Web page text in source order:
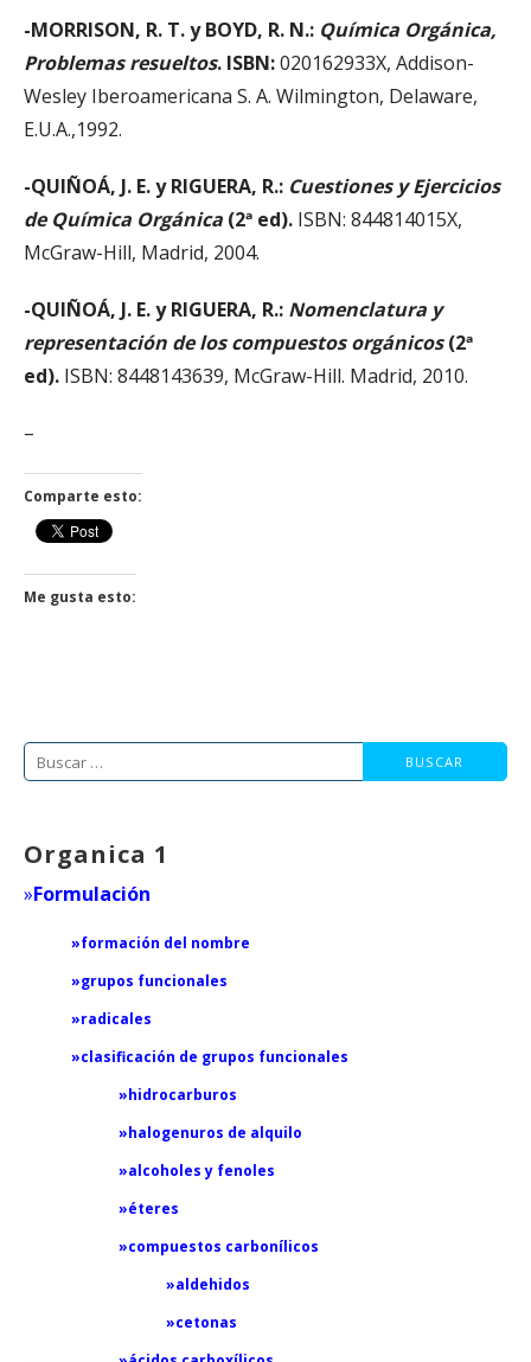
-MORRISON, R. T. y BOYD, R. N.: Química Orgánica,
Problemas resueltos. ISBN:020162933X, Addison-
Wesley Iberoamericana S. A. Wilmington, Delaware,
E.U.A.,1992.
-QUIÑOÁ, J. E. y RIGUERA, R.: Cuestiones y Ejercicios
de Química Orgánica (2ª ed). ISBN: 844814015X,
McGraw-Hill, Madrid, 2004.
-QUIÑOÁ, J. E. y RIGUERA, R.: Nomenclatura y
representación de los compuestos orgánicos(2ª
ed). ISBN: 8448143639, McGraw-Hill. Madrid, 2010.
–
Comparte esto:
Me gusta esto:
Buscar:
Organica 1
»Formulación
»formación del nombre
»grupos funcionales
»radicales
»clasificación de grupos funcionales
»hidrocarburos
»halogenuros de alquilo
»alcoholes y fenoles
»éteres
»compuestos carbonílicos
»aldehidos
»cetonas